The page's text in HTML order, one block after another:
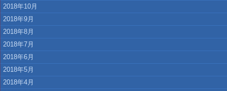
2018年10月
2018年9月
2018年8月
2018年7月
2018年6月
2018年5月
2018年4月